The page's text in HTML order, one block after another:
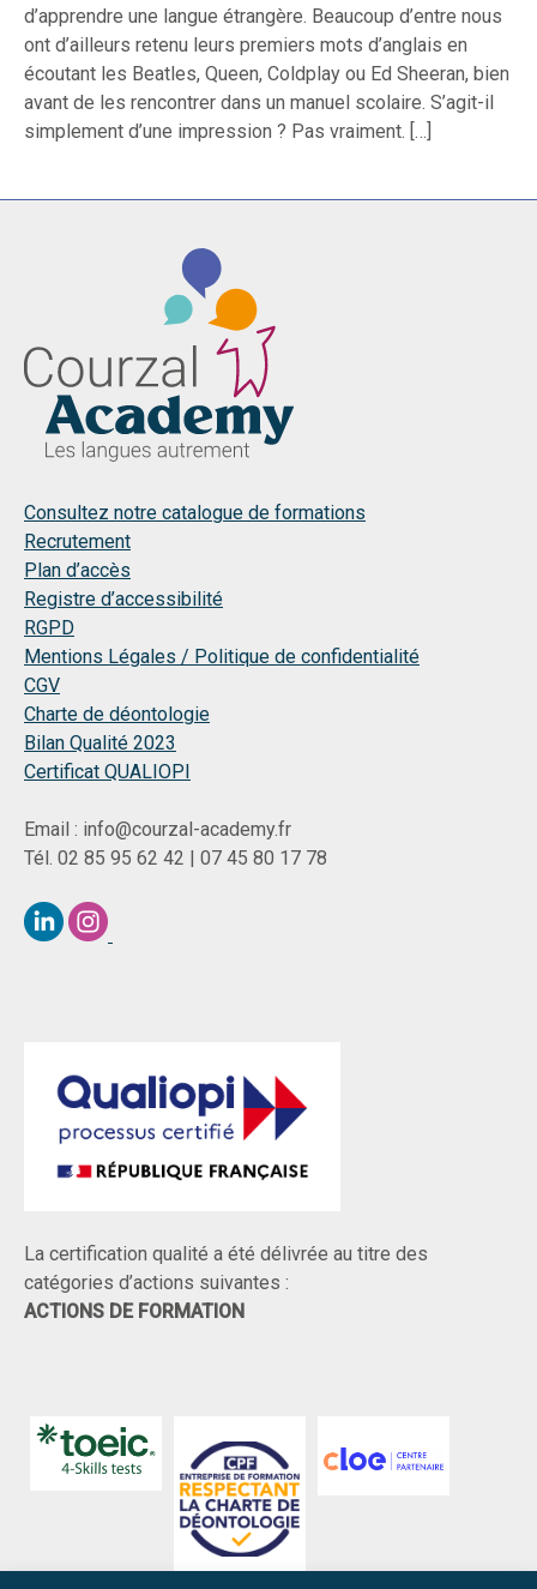
d’apprendre une langue étrangère. Beaucoup d’entre nous
ont d’ailleurs retenu leurs premiers mots d’anglais en
écoutant les Beatles, Queen, Coldplay ou Ed Sheeran, bien
avant de les rencontrer dans un manuel scolaire. S’agit-il
simplement d’une impression ? Pas vraiment. […]
Consultez notre catalogue de formations
Recrutement
Plan d’accès
Registre d’accessibilité
RGPD
Mentions Légales / Politique de confidentialité
CGV
Charte de déontologie
Bilan Qualité 2023
Certificat QUALIOPI
Email : info@courzal-academy.fr
Tél. 02 85 95 62 42 | 07 45 80 17 78
La certification qualité a été délivrée au titre des
catégories d’actions suivantes :
ACTIONS DE FORMATION